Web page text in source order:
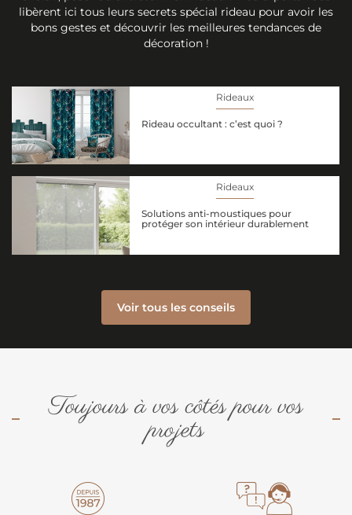
libèrent ici tous leurs secrets spécial rideau pour avoir les
bons gestes et découvrir les meilleures tendances de
décoration !
Rideaux
Rideau occultant : c’est quoi ?
Rideaux
Solutions anti-moustiques pour
protéger son intérieur durablement
Voir tous les conseils
Toujours à vos côtés pour vos
projets